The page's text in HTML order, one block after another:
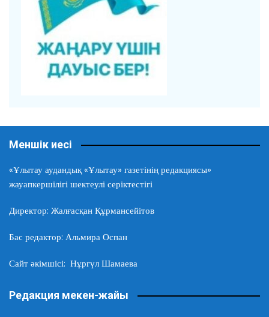
Меншік иесі
«Ұлытау аудандық «Ұлытау» газетінің редакциясы»
жауапкершілігі шектеулі серіктестігі
Директор: Жалғасқан Құрмансейітов
Бас редактор: Альмира Оспан
Сайт әкімшісі: Нұргүл Шамаева
Редакция мекен-жайы